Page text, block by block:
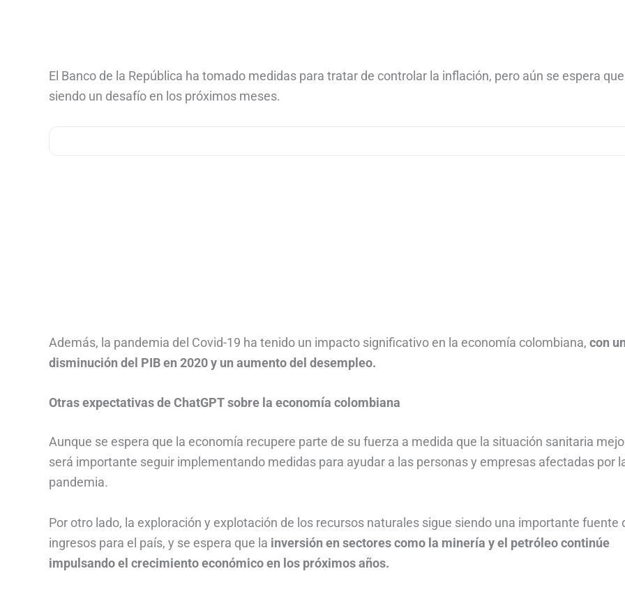
El Banco de la República ha tomado medidas para tratar de controlar la inflación, pero aún se espera
siendo un desafío en los próximos meses.
Además, la pandemia del Covid-19 ha tenido un impacto significativo en la economía colombiana, con
disminución del PIB en 2020 y un aumento del desempleo.
Otras expectativas de ChatGPT sobre la economía colombiana
Aunque se espera que la economía recupere parte de su fuerza a medida que la situación sanitaria
será importante seguir implementando medidas para ayudar a las personas y empresas afectadas por
pandemia.
Por otro lado, la exploración y explotación de los recursos naturales sigue siendo una importante fuente
ingresos para el país, y se espera que la inversión en sectores como la minería y el petróleo continúe
impulsando el crecimiento económico en los próximos años.